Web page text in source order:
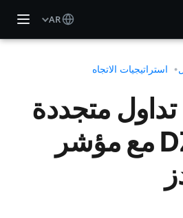
AR
استراتيجيات الاتجاه
تداول متجددة
DZ TDI RSI مع مؤشر